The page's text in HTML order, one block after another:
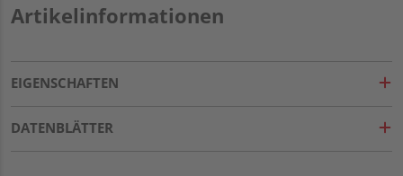
Artikelinformationen
EIGENSCHAFTEN
DATENBLÄTTER